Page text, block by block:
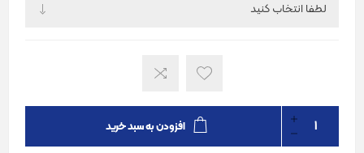
افزودن به سبد خرید